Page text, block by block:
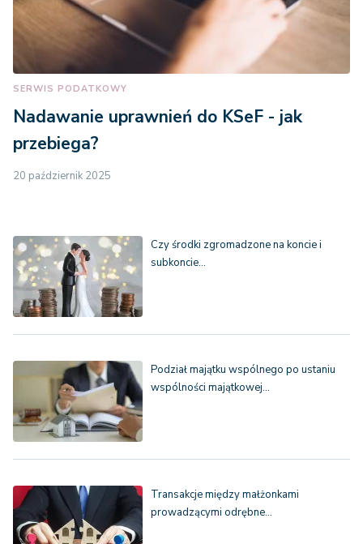
SERWIS PODATKOWY
Nadawanie uprawnień do KSeF - jak
przebiega?
20 październik 2025
Czy środki zgromadzone na koncie i
subkoncie…
Podział majątku wspólnego po ustaniu
wspólności majątkowej…
Transakcje między małżonkami
prowadzącymi odrębne…